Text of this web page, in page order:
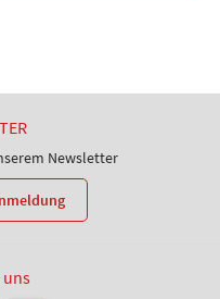
Newsletter
uns